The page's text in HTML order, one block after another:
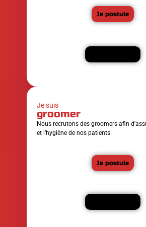
Je postule
Je suis
groomer
Nous recrutons des groomers afin
et l’hygiène de nos patients.
Je postule